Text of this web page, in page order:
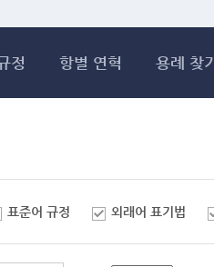
정 항별 연혁 용례 찾기
표준어 규정 외래어 표기법